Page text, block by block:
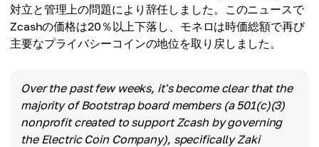
対立と管理上の問題により辞任しました。このニュースで
Zcashの価格は20％以上下落し、モネロは時価総額で再び
主要なプライバシーコインの地位を取り戻しました。
Over the past few weeks, it's become clear that the
majority of Bootstrap board members (a 501(c)(3)
nonprofit created to support Zcash by governing
the Electric Coin Company), specifically Zaki